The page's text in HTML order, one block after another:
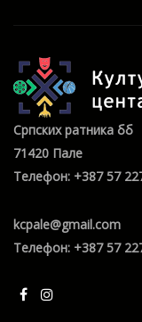
Српских ратника бб
71420 Пале
Телефон: +387 57
kcpale@gmail.com
Телефон: +387 57